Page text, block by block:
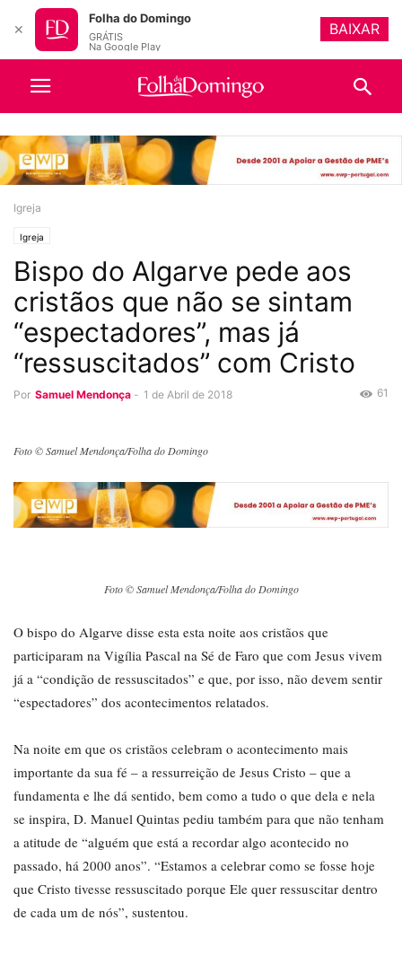
Igreja
Igreja
Bispo do Algarve pede aos
cristãos que não se sintam
“espectadores”, mas já
“ressuscitados” com Cristo
Por Samuel Mendonça - 1 de Abril de 2018 61
Foto © Samuel Mendonça/Folha do Domingo
Foto © Samuel Mendonça/Folha do Domingo
O bispo do Algarve disse esta esta noite aos cristãos que
participaram na Vigília Pascal na Sé de Faro que com Jesus vivem
já a “condição de ressuscitados” e que, por isso, não devem sentir
“espectadores” dos acontecimentos relatados.
Na noite em que os cristãos celebram o acontecimento mais
importante da sua fé – a ressurreição de Jesus Cristo – que a
fundamenta e lhe dá sentido, bem como a tudo o que dela e nela
se inspira, D. Manuel Quintas pediu também para que não tenham
a atitude de “alguém que está a recordar algo acontecido no
passado, há 2000 anos”. “Estamos a celebrar como se fosse hoje
que Cristo tivesse ressuscitado porque Ele quer ressuscitar dentro
de cada um de nós”, sustentou.
✕
Folha do Domingo
GRÁTIS
Na Google Play
BAIXAR